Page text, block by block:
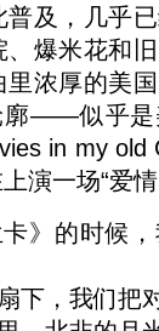
及，几乎
爆米花和
浓厚的美
廓——似乎
in my old
演一场“爱
》的时候
下，我们把